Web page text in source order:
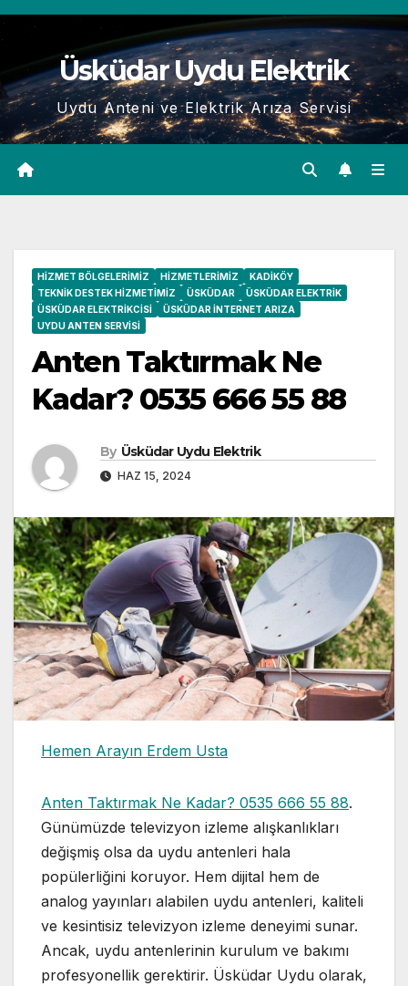
Skip
to
content Üsküdar Uydu Elektrik
Uydu Anteni ve Elektrik Arıza Servisi
HIZMET BÖLGELERIMIZ HIZMETLERIMIZ
KADIKÖY
TEKNIK DESTEK HIZMETIMIZ
ÜSKÜDAR
ÜSKÜDAR ELEKTRIK
ÜSKÜDAR ELEKTRIKCISI
ÜSKÜDAR İNTERNET ARIZA
UYDU ANTEN SERVISI
Anten Taktırmak Ne
Kadar? 0535 666 55 88
By Üsküdar Uydu Elektrik
HAZ 15, 2024
Hemen Arayın Erdem Usta
Anten Taktırmak Ne Kadar? 0535 666 55 88.
Günümüzde televizyon izleme alışkanlıkları
değişmiş olsa da uydu antenleri hala
popülerliğini koruyor. Hem dijital hem de
analog yayınları alabilen uydu antenleri, kaliteli
ve kesintisiz televizyon izleme deneyimi sunar.
Ancak, uydu antenlerinin kurulum ve bakımı
profesyonellik gerektirir. Üsküdar Uydu olarak,